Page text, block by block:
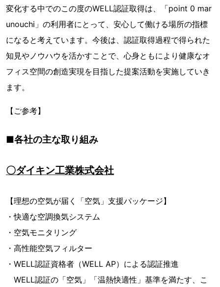
変化する中でのこの度のWELL認証取得は、「point 0 mar
unouchi」の利用者にとって、安心して働ける場所の指標
になると考えています。今後は、認証取得過程で得られた
知見やノウハウを活かすことで、心身ともにより健康なオ
フィス空間の創造実現を目指した提案活動を実施していき
ます。
【ご参考】
■各社の主な取り組み
〇ダイキン工業株式会社
【理想の空気が届く「空気」支援パッケージ】
・快適な空調換気システム
・空気モニタリング
・高性能空気フィルター
・WELL認証資格者（WELL AP）による認証推進
WELL認証の「空気」「温熱快適性」基準を満たす、こ